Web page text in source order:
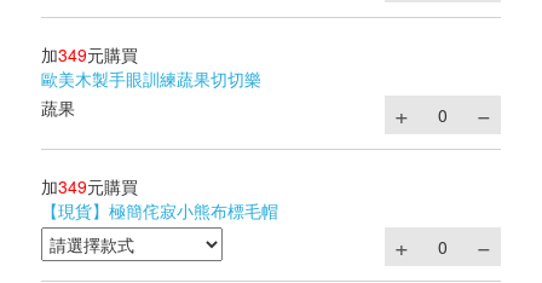
加349元購買
歐美木製手眼訓練蔬果切切樂
蔬果
加349元購買
【現貨】極簡侘寂小熊布標毛帽